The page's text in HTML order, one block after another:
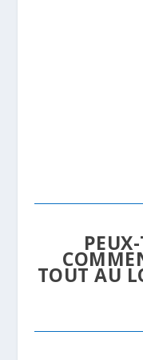
TOUT AU